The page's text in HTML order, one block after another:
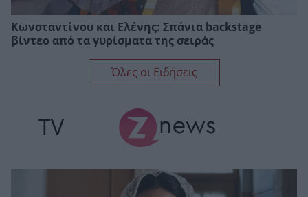
Κωνσταντίνου και Ελένης: Σπάνια backstage
βίντεο από τα γυρίσματα της σειράς
Όλες οι Ειδήσεις
TV